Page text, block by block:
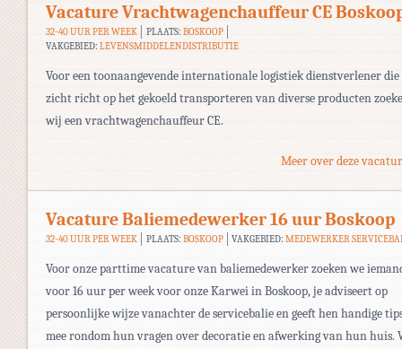
Vacature Vrachtwagenchauffeur CE
32-40 UUR PER WEEK PLAATS: BOSKOOP
VAKGEBIED: LEVENSMIDDELENDISTRIBUTIE
Voor een toonaangevende internationale logistiek dienstverlener die
zicht richt op het gekoeld transporteren van diverse producten
wij een vrachtwagenchauffeur CE.
Meer over deze
Vacature Baliemedewerker 16 uur Boskoop
32-40 UUR PER WEEK PLAATS: BOSKOOP VAKGEBIED:MEDEWERKER
Voor onze parttime vacature van baliemedewerker zoeken we
voor 16 uur per week voor onze Karwei in Boskoop, je adviseert op
persoonlijke wijze vanachter de servicebalie en geeft hen handige
mee rondom hun vragen over decoratie en afwerking van hun huis.